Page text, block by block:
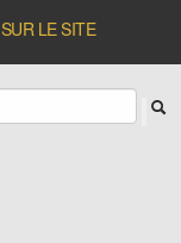
SUR LE SITE